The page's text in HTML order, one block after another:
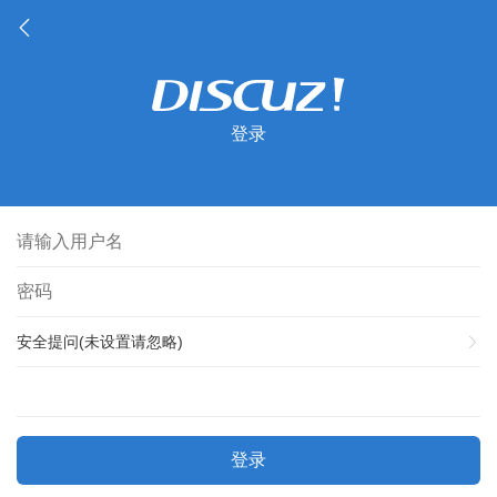
登录
安全提问(未设置请忽略)
登录